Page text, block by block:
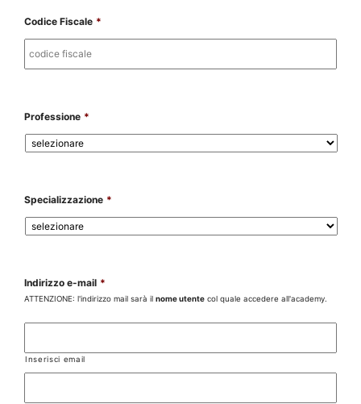
Codice Fiscale *
Professione *
Specializzazione *
Indirizzo e-mail *
ATTENZIONE: l'indirizzo mail sarà il nome utente col quale accedere all'academy.
Inserisci email